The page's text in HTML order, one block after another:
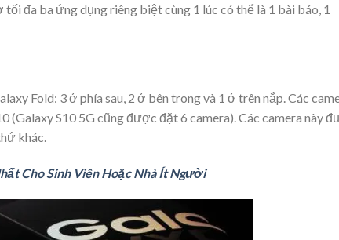
đa ba ứng dụng riêng biệt cùng 1 lúc có thể là 1 bài báo, 1
Fold: 3 ở phía sau, 2 ở bên trong và 1 ở trên nắp. Các
(Galaxy S10 5G cũng được đặt 6 camera). Các camera này
khác.
Cho Sinh Viên Hoặc Nhà Ít Người